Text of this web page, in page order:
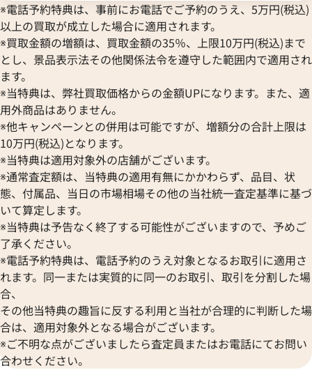
※電話予約特典は、事前にお電話でご予約のうえ、5万円(税込)
以上の買取が成立した場合に適用されます。
※買取金額の増額は、買取金額の35％、上限10万円(税込)まで
とし、景品表示法その他関係法令を遵守した範囲内で適用され
ます。
※当特典は、弊社買取価格からの金額UPになります。また、適
用外商品はありません。
※他キャンペーンとの併用は可能ですが、増額分の合計上限は
10万円(税込)となります。
※当特典は適用対象外の店舗がございます。
※通常査定額は、当特典の適用有無にかかわらず、品目、状
態、付属品、当日の市場相場その他の当社統一査定基準に基づ
いて算定します。
※当特典は予告なく終了する可能性がございますので、予めご
了承ください。
※電話予約特典は、電話予約のうえ対象となるお取引に適用さ
れます。同一または実質的に同一のお取引、取引を分割した場
合、
その他当特典の趣旨に反する利用と当社が合理的に判断した場
合は、適用対象外となる場合がございます。
※ご不明な点がございましたら査定員またはお電話にてお問い
合わせください。